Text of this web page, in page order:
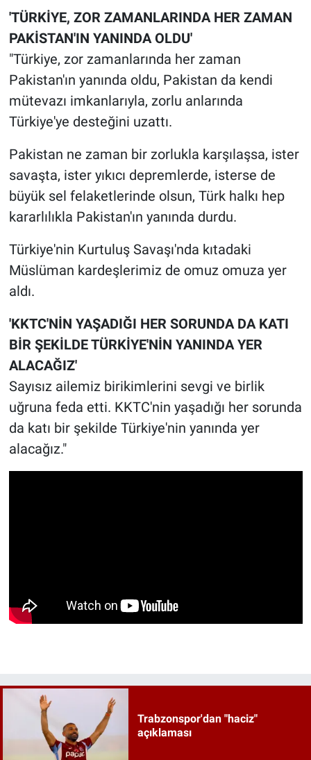
'TÜRKİYE, ZOR ZAMANLARINDA HER ZAMAN
PAKİSTAN'IN YANINDA OLDU'
"Türkiye, zor zamanlarında her zaman
Pakistan'ın yanında oldu, Pakistan da kendi
mütevazı imkanlarıyla, zorlu anlarında
Türkiye'ye desteğini uzattı.
Pakistan ne zaman bir zorlukla karşılaşsa, ister
savaşta, ister yıkıcı depremlerde, isterse de
büyük sel felaketlerinde olsun, Türk halkı hep
kararlılıkla Pakistan'ın yanında durdu.
Türkiye'nin Kurtuluş Savaşı'nda kıtadaki
Müslüman kardeşlerimiz de omuz omuza yer
aldı.
'KKTC'NİN YAŞADIĞI HER SORUNDA DA KATI
BİR ŞEKİLDE TÜRKİYE'NİN YANINDA YER
ALACAĞIZ'
Sayısız ailemiz birikimlerini sevgi ve birlik
uğruna feda etti. KKTC'nin yaşadığı her sorunda
da katı bir şekilde Türkiye'nin yanında yer
alacağız."
Trabzonspor'dan "haciz"
açıklaması